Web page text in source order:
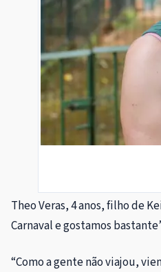
Theo Veras, 4 anos, filho de
Carnaval e gostamos
“Como a gente não viajou,